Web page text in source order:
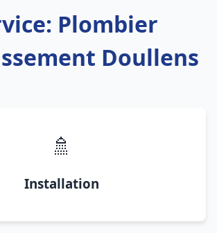
Plombier
Doullens
🚿
Installation